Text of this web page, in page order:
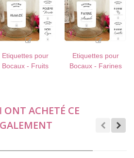
Etiquettes pour
Bocaux - Fruits
Etiquettes pour
Bocaux - Farines
ONT ACHETÉ CE